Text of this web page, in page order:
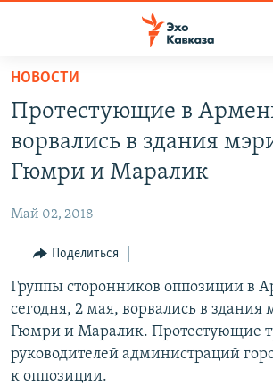
Вернуться
основному
содержанию
Вернутся
главной
Вернутся
поиску
ТБИЛИСИ
СУХУМИ
ВЕСЬ КАВКАЗ
СЕВЕРНЫЙ КАВКАЗ
АРМЕНИЯ
АЗЕРБАЙДЖАН
ТЕМЫ
ПОЛИТИКА
ЭКОНОМИКА
ОБЩЕСТВО
РУБРИКИ
НЕКРУГЛЫЙ СТОЛ
ГОСТЬ НЕДЕЛИ
МУЛЬТИМЕДИА
ВИДЕО
АУДИО
НОВОСТИ
Протестующие в
ворвались в здания
Гюмри и Маралик
Май 02, 2018
Поделиться
Группы сторонников оппозиции в
сегодня, 2 мая, ворвались в здания
Гюмри и Маралик. Протестующие
руководителей администраций
к оппозиции.